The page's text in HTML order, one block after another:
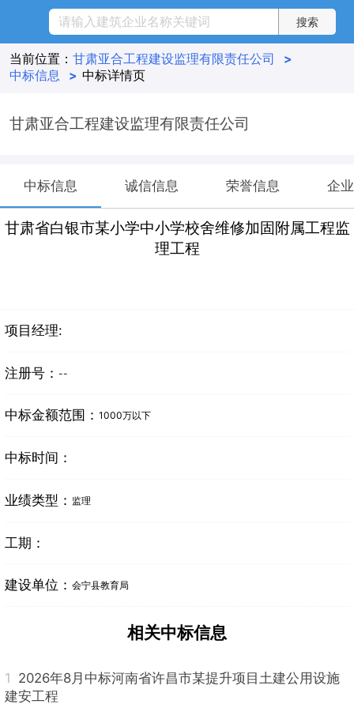
当前位置： 甘肃亚合工程建设监理有限责任公司
>
中标信息
> 中标详情页
甘肃亚合工程建设监理有限责任公司
中标信息 诚信信息 荣誉信息 企
甘肃省白银市某小学中小学校舍维修加固附属工程监
理工程
项目经理:
注册号： --
中标金额范围： 1000万以下
中标时间：
业绩类型： 监理
工期：
建设单位： 会宁县教育局
相关中标信息
1 2026年8月中标河南省许昌市某提升项目土建公用设施
建安工程